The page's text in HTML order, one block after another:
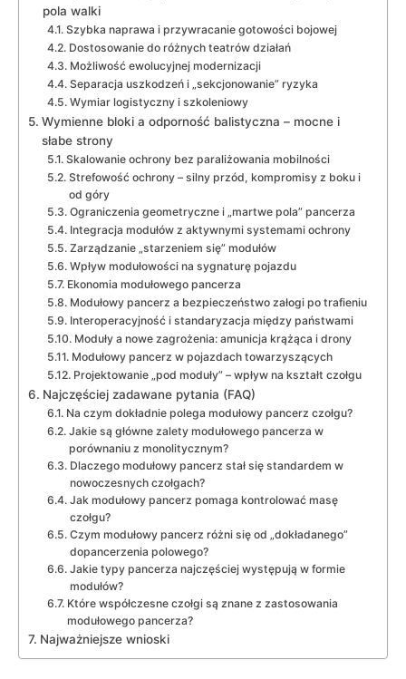
pola walki
Szybka naprawa i przywracanie gotowości bojowej
Dostosowanie do różnych teatrów działań
Możliwość ewolucyjnej modernizacji
Separacja uszkodzeń i „sekcjonowanie” ryzyka
Wymiar logistyczny i szkoleniowy
Wymienne bloki a odporność balistyczna – mocne i
słabe strony
Skalowanie ochrony bez paraliżowania mobilności
Strefowość ochrony – silny przód, kompromisy z boku i
od góry
Ograniczenia geometryczne i „martwe pola” pancerza
Integracja modułów z aktywnymi systemami ochrony
Zarządzanie „starzeniem się” modułów
Wpływ modułowości na sygnaturę pojazdu
Ekonomia modułowego pancerza
Modułowy pancerz a bezpieczeństwo załogi po trafieniu
Interoperacyjność i standaryzacja między państwami
Moduły a nowe zagrożenia: amunicja krążąca i drony
Modułowy pancerz w pojazdach towarzyszących
Projektowanie „pod moduły” – wpływ na kształt czołgu
Najczęściej zadawane pytania (FAQ)
Na czym dokładnie polega modułowy pancerz czołgu?
Jakie są główne zalety modułowego pancerza w
porównaniu z monolitycznym?
Dlaczego modułowy pancerz stał się standardem w
nowoczesnych czołgach?
Jak modułowy pancerz pomaga kontrolować masę
czołgu?
Czym modułowy pancerz różni się od „dokładanego”
dopancerzenia polowego?
Jakie typy pancerza najczęściej występują w formie
modułów?
Które współczesne czołgi są znane z zastosowania
modułowego pancerza?
Najważniejsze wnioski